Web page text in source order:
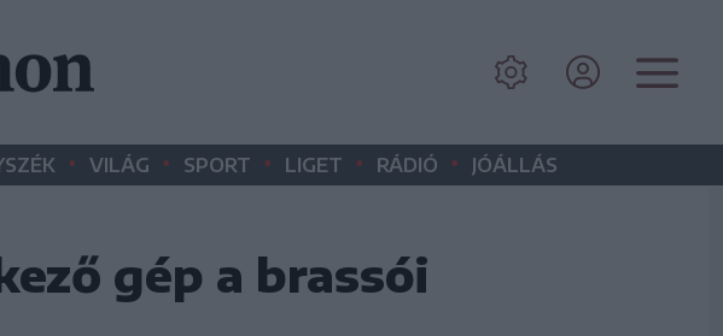
• VILÁG • SPORT • LIGET • RÁDIÓ • JÓÁLLÁS
gép a brassói